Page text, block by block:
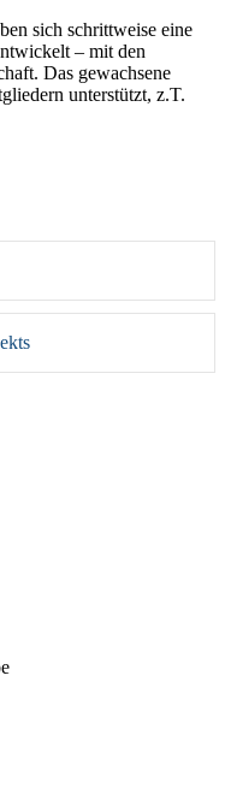
sich schrittweise eine
– mit den
Das gewachsene
unterstützt, z.T.